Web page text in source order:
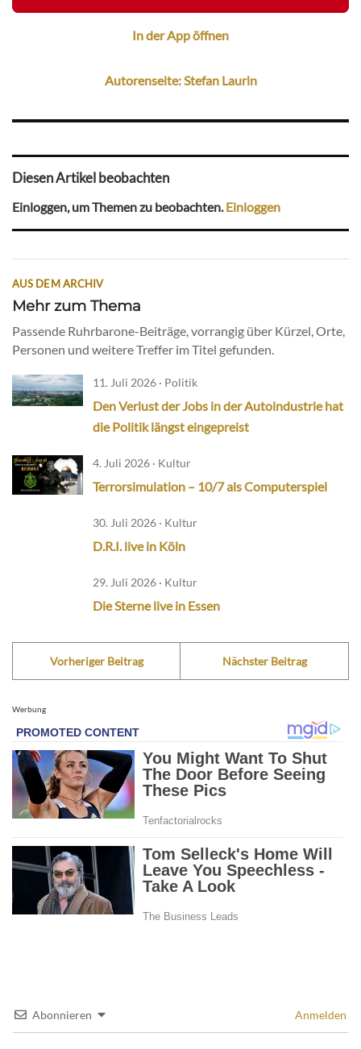
In der App öffnen
Autorenseite: Stefan Laurin
Diesen Artikel beobachten
Einloggen, um Themen zu beobachten.Einloggen
AUS DEM ARCHIV
Mehr zum Thema
Passende Ruhrbarone-Beiträge, vorrangig über Kürzel, Orte,
Personen und weitere Treffer im Titel gefunden.
11. Juli 2026 · Politik
Den Verlust der Jobs in der Autoindustrie hat
die Politik längst eingepreist
4. Juli 2026 · Kultur
Terrorsimulation – 10/7 als Computerspiel
30. Juli 2026 · Kultur
D.R.I. live in Köln
29. Juli 2026 · Kultur
Die Sterne live in Essen
Vorheriger Beitrag Nächster Beitrag
Werbung
Abonnieren Anmelden